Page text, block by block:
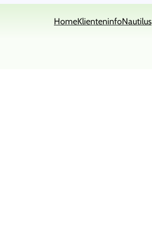
HomeKlienteninfoNautilus